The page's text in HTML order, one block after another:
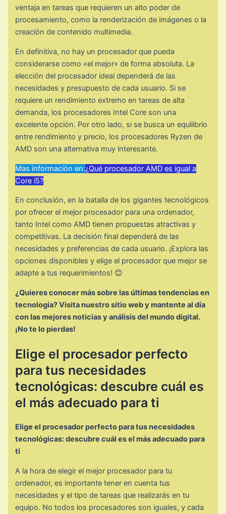
ventaja en tareas que requieren un alto poder de
procesamiento, como la renderización de imágenes o la
creación de contenido multimedia.
En definitiva, no hay un procesador que pueda
considerarse como «el mejor» de forma absoluta. La
elección del procesador ideal dependerá de las
necesidades y presupuesto de cada usuario. Si se
requiere un rendimiento extremo en tareas de alta
demanda, los procesadores Intel Core son una
excelente opción. Por otro lado, si se busca un equilibrio
entre rendimiento y precio, los procesadores Ryzen de
AMD son una alternativa muy interesante.
Mas información en:¿Qué procesador AMD es igual a
Core i5?
En conclusión, en la batalla de los gigantes tecnológicos
por ofrecer el mejor procesador para una ordenador,
tanto Intel como AMD tienen propuestas atractivas y
competitivas. La decisión final dependerá de las
necesidades y preferencias de cada usuario. ¡Explora las
opciones disponibles y elige el procesador que mejor se
adapte a tus requerimientos! 😊
¿Quieres conocer más sobre las últimas tendencias en
tecnología? Visita nuestro sitio web y mantente al día
con las mejores noticias y análisis del mundo digital.
¡No te lo pierdas!
Elige el procesador perfecto
para tus necesidades
tecnológicas: descubre cuál es
el más adecuado para ti
Elige el procesador perfecto para tus necesidades
tecnológicas: descubre cuál es el más adecuado para
ti
A la hora de elegir el mejor procesador para tu
ordenador, es importante tener en cuenta tus
necesidades y el tipo de tareas que realizarás en tu
equipo. No todos los procesadores son iguales, y cada